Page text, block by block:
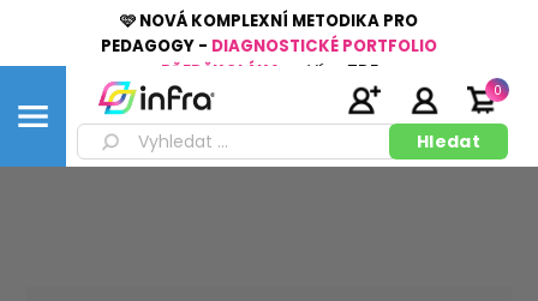
🩷 NOVÁ KOMPLEXNÍ METODIKA PRO
PEDAGOGY - DIAGNOSTICKÉ PORTFOLIO
PŘEDŠKOLÁKA
Více ZDE
0